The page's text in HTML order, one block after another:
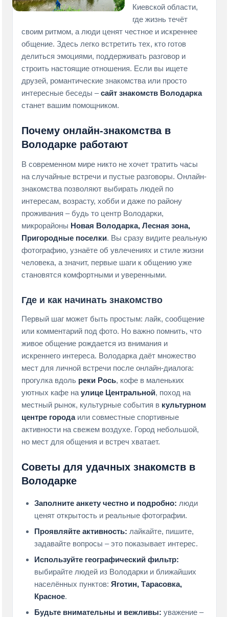
Киевской области,
где жизнь течёт
своим ритмом, а люди ценят честное и искреннее
общение. Здесь легко встретить тех, кто готов
делиться эмоциями, поддерживать разговор и
строить настоящие отношения. Если вы ищете
друзей, романтические знакомства или просто
интересные беседы –сайт знакомств Володарка
станет вашим помощником.
Почему онлайн-знакомства в
Володарке работают
В современном мире никто не хочет тратить часы
на случайные встречи и пустые разговоры. Онлайн-
знакомства позволяют выбирать людей по
интересам, возрасту, хобби и даже по району
проживания – будь то центр Володарки,
микрорайоны Новая Володарка, Лесная зона,
Пригородные поселки. Вы сразу видите реальную
фотографию, узнаёте об увлечениях и стиле жизни
человека, а значит, первые шаги к общению уже
становятся комфортными и уверенными.
Где и как начинать знакомство
Первый шаг может быть простым: лайк, сообщение
или комментарий под фото. Но важно помнить, что
живое общение рождается из внимания и
искреннего интереса. Володарка даёт множество
мест для личной встречи после онлайн-диалога:
прогулка вдоль реки Рось, кофе в маленьких
уютных кафе наулице Центральной, поход на
местный рынок, культурные события в культурном
центре городаили совместные спортивные
активности на свежем воздухе. Город небольшой,
но мест для общения и встреч хватает.
Советы для удачных знакомств в
Володарке
Заполните анкету честно и подробно: люди
ценят открытость и реальные фотографии.
Проявляйте активность: лайкайте, пишите,
задавайте вопросы – это показывает интерес.
Используйте географический фильтр:
выбирайте людей из Володарки и ближайших
населённых пунктов:Яготин, Тарасовка,
Красное.
Будьте внимательны и вежливы: уважение –